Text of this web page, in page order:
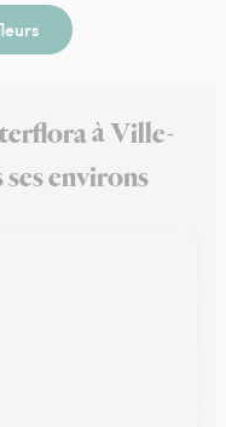
à Ville-
environs